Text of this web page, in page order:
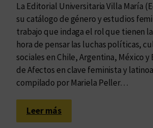
La Editorial Universitaria Villa María
su catálogo de género y estudios
trabajo que indaga el rol que tienen
hora de pensar las luchas políticas,
sociales en Chile, Argentina, México y
de Afectos en clave feminista y
compilado por Mariela Peller…
Leer más:
A